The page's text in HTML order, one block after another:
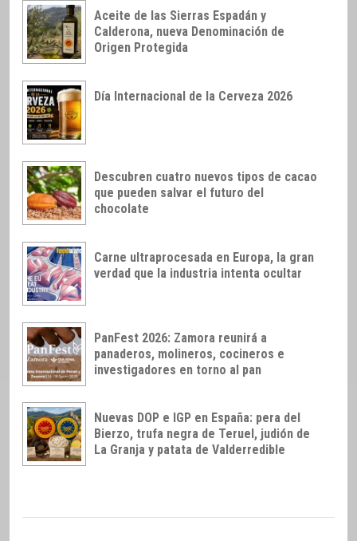
Aceite de las Sierras Espadán y
Calderona, nueva Denominación de
Origen Protegida
Día Internacional de la Cerveza 2026
Descubren cuatro nuevos tipos de cacao
que pueden salvar el futuro del
chocolate
Carne ultraprocesada en Europa, la gran
verdad que la industria intenta ocultar
PanFest 2026: Zamora reunirá a
panaderos, molineros, cocineros e
investigadores en torno al pan
Nuevas DOP e IGP en España: pera del
Bierzo, trufa negra de Teruel, judión de
La Granja y patata de Valderredible